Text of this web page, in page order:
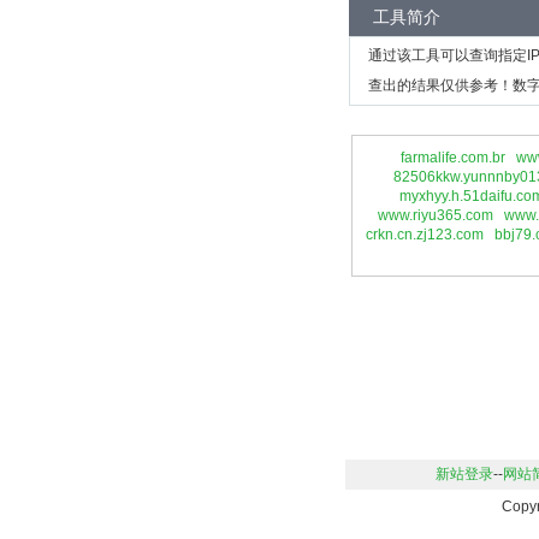
工具简介
通过该工具可以查询指定
查出的结果仅供参考！数
farmalife.com.br
www.riyu365.com
crkn.cn.zj123.com
新站登录--网站